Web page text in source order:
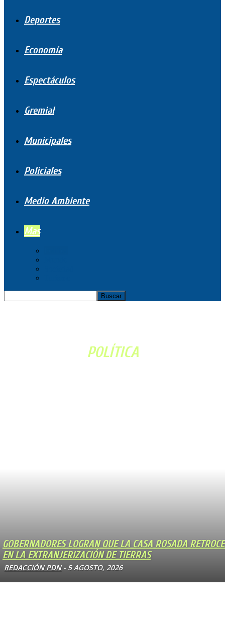
Deportes
Economía
Espectáculos
Gremial
Municipales
Policiales
Medio Ambiente
Mas
POLÍTICA
GOBERNADORES LOGRAN QUE LA CASA ROSADA
EN LA EXTRANJERIZACIÓN DE TIERRAS
REDACCIÓN PDN - 5 AGOSTO, 2026